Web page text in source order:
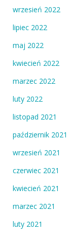
wrzesień 2022
lipiec 2022
maj 2022
kwiecień 2022
marzec 2022
luty 2022
listopad 2021
październik 2021
wrzesień 2021
czerwiec 2021
kwiecień 2021
marzec 2021
luty 2021